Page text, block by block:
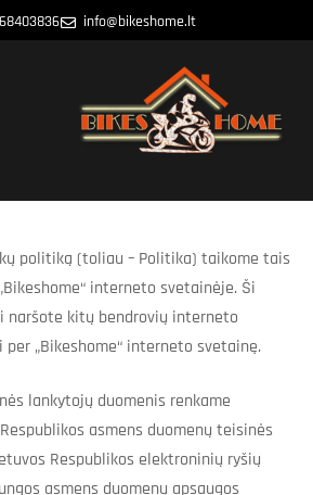
info@bikeshome.lt
politiką (toliau – Politika) taikome tais
interneto svetainėje. Ši
naršote kitų bendrovių interneto
„Bikeshome“ interneto svetainę.
lankytojų duomenis renkame
asmens duomenų teisinės
Respublikos elektroninių ryšių
asmens duomenų apsaugos